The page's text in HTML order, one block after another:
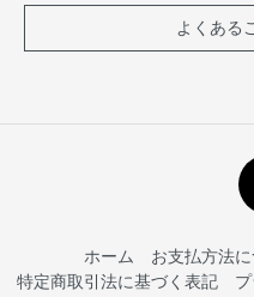
よくある
ホーム お支払方法
特定商取引法に基づく表記